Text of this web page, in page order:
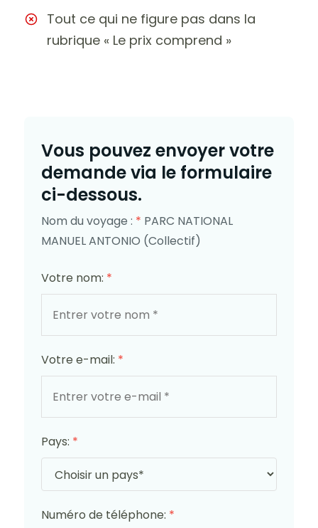
Tout ce qui ne figure pas dans la
rubrique « Le prix comprend »
Vous pouvez envoyer votre
demande via le formulaire
ci-dessous.
Nom du voyage : * PARC NATIONAL
MANUEL ANTONIO (Collectif)
Votre nom: *
Votre e-mail: *
Pays: *
Numéro de téléphone: *